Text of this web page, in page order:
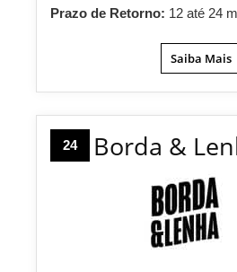
Prazo de Retorno: 12 até 24
Saiba Mais
24 Borda &